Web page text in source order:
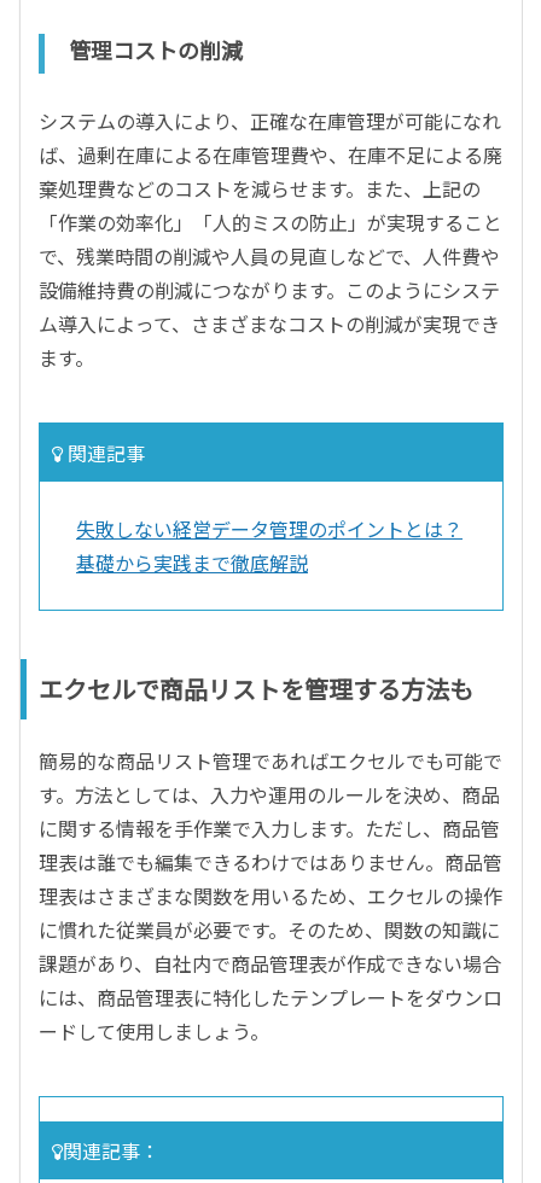
管理コストの削減
システムの導入により、正確な在庫管理が可能になれ
ば、過剰在庫による在庫管理費や、在庫不足による廃
棄処理費などのコストを減らせます。また、上記の
「作業の効率化」「人的ミスの防止」が実現すること
で、残業時間の削減や人員の見直しなどで、人件費や
設備維持費の削減につながります。このようにシステ
ム導入によって、さまざまなコストの削減が実現でき
ます。
関連記事
失敗しない経営データ管理のポイントとは？
基礎から実践まで徹底解説
エクセルで商品リストを管理する方法も
簡易的な商品リスト管理であればエクセルでも可能で
す。方法としては、入力や運用のルールを決め、商品
に関する情報を手作業で入力します。ただし、商品管
理表は誰でも編集できるわけではありません。商品管
理表はさまざまな関数を用いるため、エクセルの操作
に慣れた従業員が必要です。そのため、関数の知識に
課題があり、自社内で商品管理表が作成できない場合
には、商品管理表に特化したテンプレートをダウンロ
ードして使用しましょう。
関連記事：